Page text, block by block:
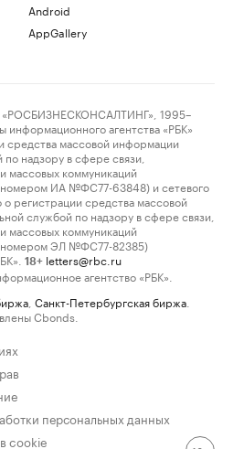
Android
AppGallery
1995–
агентства «РБК»
средства массовой информации
надзору в сфере связи,
массовых коммуникаций
номером ИА №ФС77-63848) и сетевого
о регистрации средства массовой
службой по надзору в сфере связи,
массовых коммуникаций
номером ЭЛ №ФС77-82385)
18+ letters@rbc.ru
агентство «РБК».
Санкт-Петербургская биржа
Cbonds.
персональных данных
cookie